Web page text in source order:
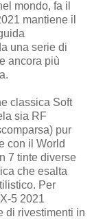
mondo, fa il
mantiene il
una serie di
ancora più
classica Soft
sia RF
pur
con il World
7 tinte diverse
che esalta
Per
5 2021
di rivestimenti in